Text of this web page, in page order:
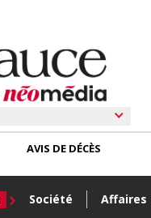
Société Affaires
AVIS DE DÉCÈS